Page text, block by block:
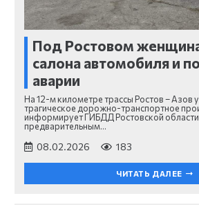
Под Ростовом
салона автомобиля и
аварии
На 12-м километре трассы Ростов – Азов
трагическое дорожно-транспортное
информирует ГИБДД Ростовской
предварительным…
08.02.2026 183
ЧИТАТЬ ДАЛЕЕ